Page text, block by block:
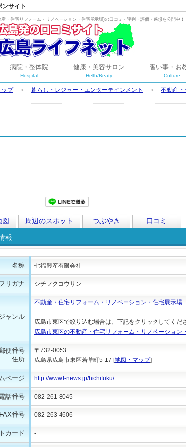
ンサイト
産・住宅リフォーム・リノベーション・住宅展示場)の口コミ・評判・評価・感想を公開中
病院・整体院
Hospital
健康・美容サロン
Helth/Beaty
習い事・お
Culture
ップ＞ 暮らし・レジャー・エンターテインメント ＞ 不動産・
図 周辺のスポット つぶやき 口コミ
報
名称 七福興産有限会社
リガナ シチフクコウサン
ジャンル
不動産・住宅リフォーム・リノベーション・住宅展示場
広島市東区で絞り込む場合は、下記をクリックしてくださ
広島市東区の不動産・住宅リフォーム・リノベーション
便番号
住所
〒732-0053
広島県広島市東区若草町5-17 [地図・マップ]
ページ http://www.f-news.jp/hichifuku/
電話番号 082-261-8045
FAX番号 082-263-4606
カード -